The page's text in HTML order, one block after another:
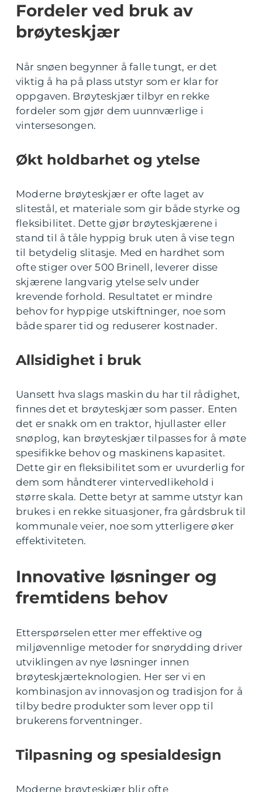
Fordeler ved bruk av
brøyteskjær
Når snøen begynner å falle tungt, er det
viktig å ha på plass utstyr som er klar for
oppgaven. Brøyteskjær tilbyr en rekke
fordeler som gjør dem uunnværlige i
vintersesongen.
Økt holdbarhet og ytelse
Moderne brøyteskjær er ofte laget av
slitestål, et materiale som gir både styrke og
fleksibilitet. Dette gjør brøyteskjærene i
stand til å tåle hyppig bruk uten å vise tegn
til betydelig slitasje. Med en hardhet som
ofte stiger over 500 Brinell, leverer disse
skjærene langvarig ytelse selv under
krevende forhold. Resultatet er mindre
behov for hyppige utskiftninger, noe som
både sparer tid og reduserer kostnader.
Allsidighet i bruk
Uansett hva slags maskin du har til rådighet,
finnes det et brøyteskjær som passer. Enten
det er snakk om en traktor, hjullaster eller
snøplog, kan brøyteskjær tilpasses for å møte
spesifikke behov og maskinens kapasitet.
Dette gir en fleksibilitet som er uvurderlig for
dem som håndterer vintervedlikehold i
større skala. Dette betyr at samme utstyr kan
brukes i en rekke situasjoner, fra gårdsbruk til
kommunale veier, noe som ytterligere øker
effektiviteten.
Innovative løsninger og
fremtidens behov
Etterspørselen etter mer effektive og
miljøvennlige metoder for snørydding driver
utviklingen av nye løsninger innen
brøyteskjærteknologien. Her ser vi en
kombinasjon av innovasjon og tradisjon for å
tilby bedre produkter som lever opp til
brukerens forventninger.
Tilpasning og spesialdesign
Moderne brøyteskjær blir ofte